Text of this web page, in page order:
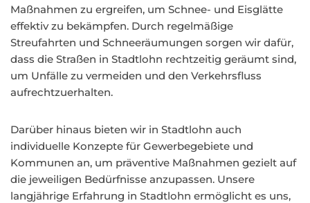
Maßnahmen zu ergreifen, um Schnee- und Eisglätte
effektiv zu bekämpfen. Durch regelmäßige
Streufahrten und Schneeräumungen sorgen wir dafür,
dass die Straßen in Stadtlohn rechtzeitig geräumt sind,
um Unfälle zu vermeiden und den Verkehrsfluss
aufrechtzuerhalten.
Darüber hinaus bieten wir in Stadtlohn auch
individuelle Konzepte für Gewerbegebiete und
Kommunen an, um präventive Maßnahmen gezielt auf
die jeweiligen Bedürfnisse anzupassen. Unsere
langjährige Erfahrung in Stadtlohn ermöglicht es uns,